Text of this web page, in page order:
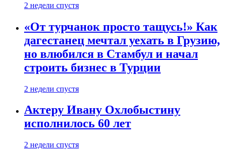
2 недели спустя
«От турчанок просто тащусь!» Как
дагестанец мечтал уехать в Грузию,
но влюбился в Стамбул и начал
строить бизнес в Турции
2 недели спустя
Актеру Ивану Охлобыстину
исполнилось 60 лет
2 недели спустя